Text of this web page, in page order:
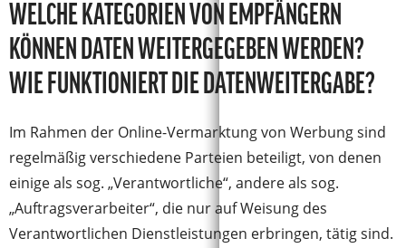
WELCHE KATEGORIEN VON EMPFÄNGERN
KÖNNEN DATEN WEITERGEGEBEN WERDEN?
WIE FUNKTIONIERT DIE DATENWEITERGABE?
Im Rahmen der Online-Vermarktung von Werbung sind
regelmäßig verschiedene Parteien beteiligt, von denen
einige als sog. „Verantwortliche“, andere als sog.
„Auftragsverarbeiter“, die nur auf Weisung des
Verantwortlichen Dienstleistungen erbringen, tätig sind.